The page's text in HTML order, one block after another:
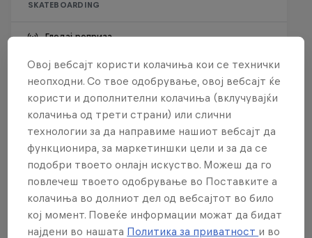
SKATEBOARDING
Гледај реприза
Сакаш повеќе?
Skateboarding
Welcome to the Red Bull Skateboarding hub, your
source for skateboarding news, videos, rider …
Овој вебсајт користи колачиња кои се технички
неопходни. Со твое одобрување, овој вебсајт ќе
користи и дополнителни колачиња (вклучувајќи
колачиња од трети страни) или слични
технологии за да направиме нашиот вебсајт да
функционира, за маркетиншки цели и за да се
подобри твоето онлајн искуство. Можеш да го
повлечеш твоето одобрување во Поставките а
колачиња во долниот дел од вебсајтот во било
кој момент. Повеќе информации можат да бидат
најдени во нашата Политика за приватност и во